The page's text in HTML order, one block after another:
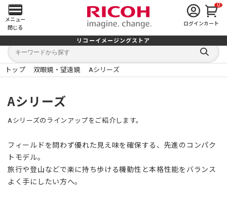
メ
イ
ン
メ
ニ
ュ
ー
を
開
メニュー
閉じる
ログイン
0
カート
リコーイメージングストア
キ
ワ
ー
キ
検
索
る
トップ 双眼鏡・望遠鏡 Aシリーズ
Aシリーズ
Aシリーズのラインアップをご紹介します。
フィールドを問わず優れた見え味を確保する、先進のコンパク
トモデル。
旅行や登山などで楽に持ち歩ける機動性と本格性能をバランス
よく手にしたい方へ。